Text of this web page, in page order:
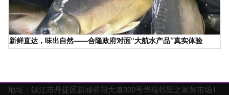
新鲜直达，味出自然——合隆政府对面“大航水产品”真实体验
地址：镇江市丹徒区新城谷阳大道300号华瑞邻里之家菜市场1-